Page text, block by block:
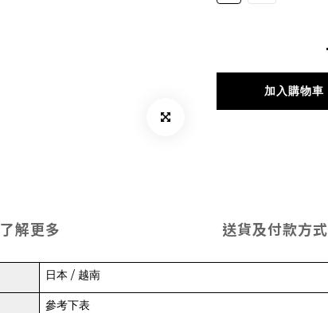
加入購物車
了解更多 送貨及付款方式
日本 / 越南
參考下表